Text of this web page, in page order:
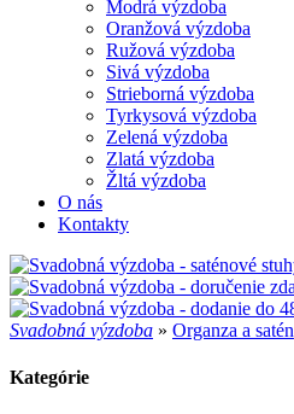
Modrá výzdoba
Oranžová výzdoba
Ružová výzdoba
Sivá výzdoba
Strieborná výzdoba
Tyrkysová výzdoba
Zelená výzdoba
Zlatá výzdoba
Žltá výzdoba
O nás
Kontakty
Svadobná výzdoba » Organza a satén
Kategórie